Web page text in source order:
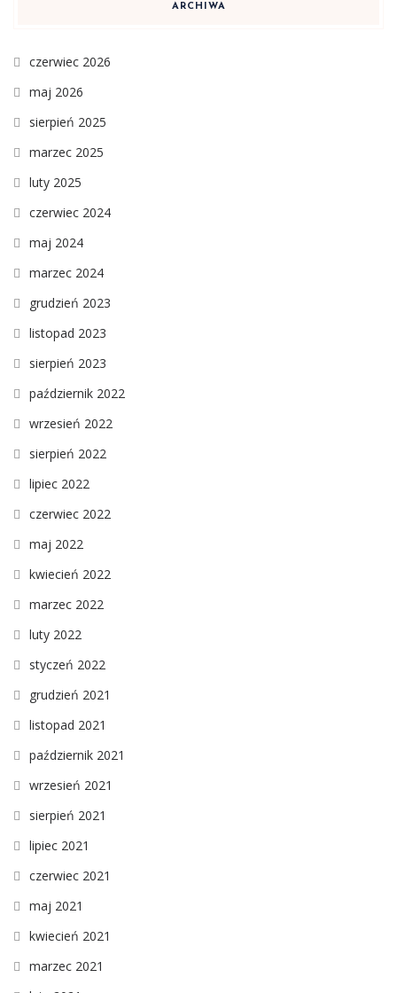
ARCHIWA
czerwiec 2026
maj 2026
sierpień 2025
marzec 2025
luty 2025
czerwiec 2024
maj 2024
marzec 2024
grudzień 2023
listopad 2023
sierpień 2023
październik 2022
wrzesień 2022
sierpień 2022
lipiec 2022
czerwiec 2022
maj 2022
kwiecień 2022
marzec 2022
luty 2022
styczeń 2022
grudzień 2021
listopad 2021
październik 2021
wrzesień 2021
sierpień 2021
lipiec 2021
czerwiec 2021
maj 2021
kwiecień 2021
marzec 2021